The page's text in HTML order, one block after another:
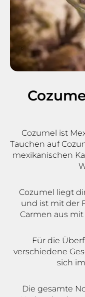
Cozumel ist
Tauchen auf
mexikanischen
Cozumel liegt
und ist mit der
Carmen aus
Für die
verschiedene
sich
Die gesamte